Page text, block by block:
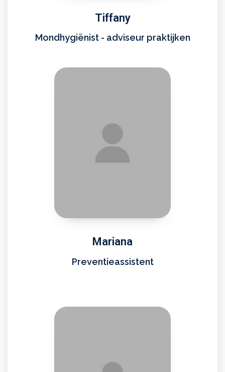
Tiffany
Mondhygiënist - adviseur praktijken
Mariana
Preventieassistent